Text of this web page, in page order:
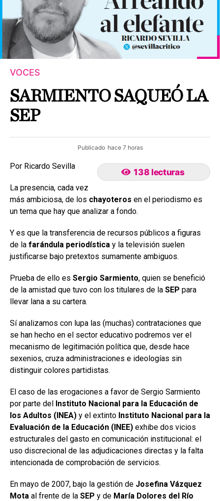
VOCES
SARMIENTO SAQUEÓ LA
SEP
Publicado hace 7 horas
138 lecturas
Por Ricardo Sevilla
La presencia, cada vez
más ambiciosa, de los chayoteros en el periodismo es
un tema que hay que analizar a fondo.
Y es que la transferencia de recursos públicos a figuras
de la farándula periodística y la televisión suelen
justificarse bajo pretextos sumamente ambiguos.
Prueba de ello es Sergio Sarmiento, quien se benefició
de la amistad que tuvo con los titulares de la SEP para
llevar lana a su cartera.
Sí analizamos con lupa las (muchas) contrataciones que
se han hecho en el sector educativo podremos ver el
mecanismo de legitimación política que, desde hace
sexenios, cruza administraciones e ideologías sin
distinguir colores partidistas.
El caso de las erogaciones a favor de Sergio Sarmiento
por parte del Instituto Nacional para la Educación de
los Adultos (INEA) y el extinto Instituto Nacional para la
Evaluación de la Educación (INEE) exhibe dos vicios
estructurales del gasto en comunicación institucional: el
uso discrecional de las adjudicaciones directas y la falta
intencionada de comprobación de servicios.
En mayo de 2007, bajo la gestión de Josefina Vázquez
Mota al frente de la SEP y de María Dolores del Río